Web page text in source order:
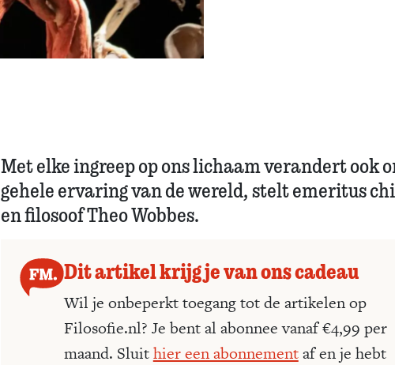
Met elke ingreep op ons lichaam verandert ook
gehele ervaring van de wereld, stelt emeritus
en filosoof Theo Wobbes.
Dit artikel krijg je van ons cadeau
Wil je onbeperkt toegang tot de artikelen op
Filosofie.nl? Je bent al abonnee vanaf €4,99 per
maand. Sluithier een abonnementaf en je hebt